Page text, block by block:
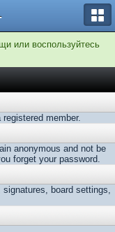
или воспользуйтесь
member.
anonymous and not be
forget your password.
board settings,